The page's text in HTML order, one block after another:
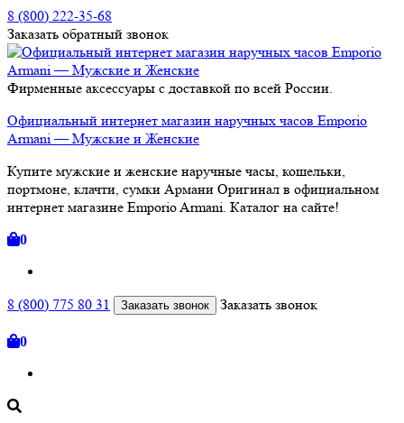
8 (800) 222-35-68
Заказать обратный звонок
Фирменные аксессуары с доставкой по всей России.
Официальный интернет магазин наручных часов Emporio
Armani — Мужские и Женские
Купите мужские и женские наручные часы, кошельки,
портмоне, клачти, сумки Армани Оригинал в официальном
интернет магазине Emporio Armani. Каталог на сайте!
0
8 (800) 775 80 31 Заказать звонок Заказать звонок
0